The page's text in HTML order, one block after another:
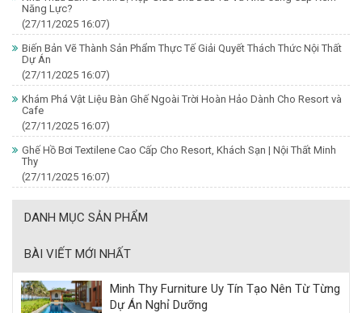
Năng Lực?
(27/11/2025 16:07)
Biến Bản Vẽ Thành Sản Phẩm Thực Tế Giải Quyết Thách Thức Nội Thất
Dự Án
(27/11/2025 16:07)
Khám Phá Vật Liệu Bàn Ghế Ngoài Trời Hoàn Hảo Dành Cho Resort và
Cafe
(27/11/2025 16:07)
Ghế Hồ Bơi Textilene Cao Cấp Cho Resort, Khách Sạn | Nội Thất Minh
Thy
(27/11/2025 16:07)
DANH MỤC SẢN PHẨM
BÀI VIẾT MỚI NHẤT
Minh Thy Furniture Uy Tín Tạo Nên Từ Từng
Dự Án Nghỉ Dưỡng